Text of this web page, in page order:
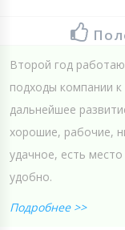
Второй год
подходы компании
дальнейшее
хорошие, рабочие,
удачное, есть
удобно.
Подробнее >>